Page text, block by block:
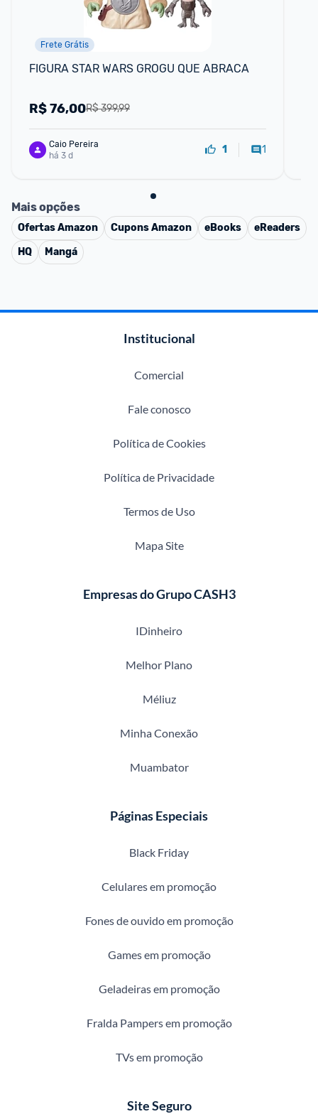
Frete Grátis
FIGURA STAR WARS GROGU QUE ABRACA
R$ 399,99
R$76,00
Caio Pereira
há 3 d
1 1
Mais opções
OfertasAmazon CuponsAmazon eBooks
eReaders
HQ
Mangá
Institucional
Comercial
Fale conosco
Política de Cookies
Política de Privacidade
Termos de Uso
Mapa Site
Empresas do Grupo CASH3
IDinheiro
Melhor Plano
Méliuz
Minha Conexão
Muambator
Páginas Especiais
Black Friday
Celulares em promoção
Fones de ouvido em promoção
Games em promoção
Geladeiras em promoção
Fralda Pampers em promoção
TVs em promoção
Site Seguro